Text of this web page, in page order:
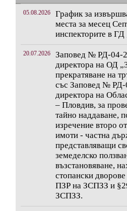
05.08.2026
График за
места за месец
инспекторите в
20.07.2026
Заповед № РД-04-
директора на ОД
прекратяване на
със Заповед № РД-
директора на
– Пловдив, за
тайно наддаване,
изречение второ
имоти - частна
представляващи
земеделско
възстановяване,
стопански
ПЗР на ЗСПЗЗ и
ЗСПЗЗ.